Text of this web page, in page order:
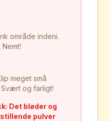
område indeni.
meget små
og farligt!
Det bløder og
pulver